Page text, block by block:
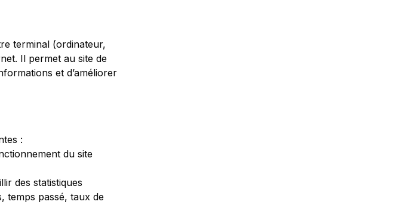
terminal (ordinateur,
Il permet au site de
et d’améliorer
:
du site
des statistiques
temps passé, taux de